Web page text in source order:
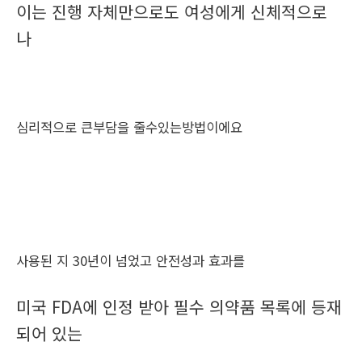
이는 진행 자체만으로도 여성에게 신체적으로
나
심리적으로 큰부담을 줄수있는방법이에요
사용된 지 30년이 넘었고 안전성과 효과를
미국 FDA에 인정 받아 필수 의약품 목록에 등재
되어 있는